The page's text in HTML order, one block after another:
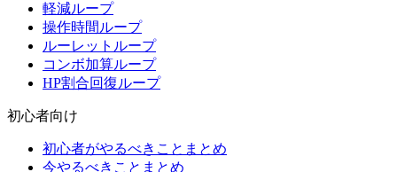
軽減ループ
操作時間ループ
ルーレットループ
コンボ加算ループ
HP割合回復ループ
初心者向け
初心者がやるべきことまとめ
今やるべきことまとめ